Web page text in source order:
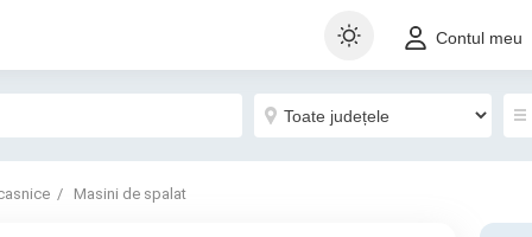
Contul meu
Masini de spalat